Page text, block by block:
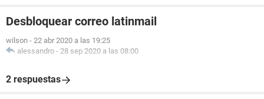
Desbloquear correo latinmail
wilson - 22 abr 2020 a las 19:25
alessandro - 28 sep 2020 a las 08:00
2 respuestas